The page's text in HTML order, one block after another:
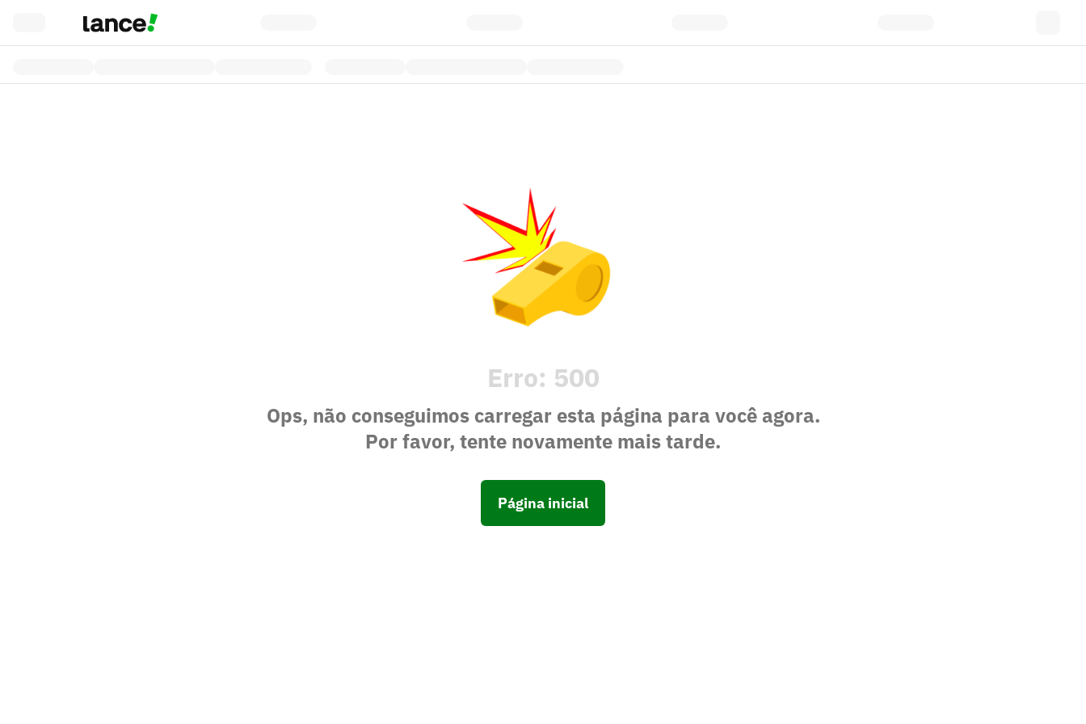
Erro: 500
Ops, não conseguimos carregar esta página para você agora.
Por favor, tente novamente mais tarde.
Página inicial